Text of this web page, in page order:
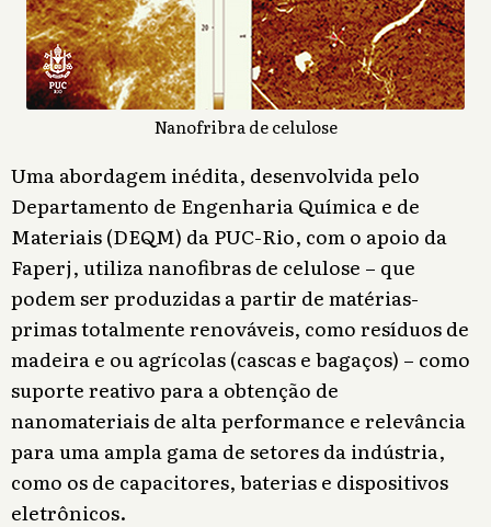
Nanofribra de celulose
Uma abordagem inédita, desenvolvida pelo
Departamento de Engenharia Química e de
Materiais (DEQM) da PUC-Rio, com o apoio da
Faperj, utiliza nanofibras de celulose – que
podem ser produzidas a partir de matérias-
primas totalmente renováveis, como resíduos de
madeira e ou agrícolas (cascas e bagaços) – como
suporte reativo para a obtenção de
nanomateriais de alta performance e relevância
para uma ampla gama de setores da indústria,
como os de capacitores, baterias e dispositivos
eletrônicos.